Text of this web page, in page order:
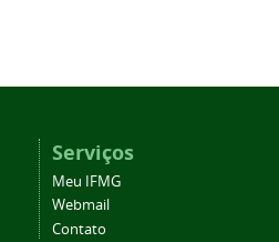
Serviços
Meu IFMG
Webmail
Contato